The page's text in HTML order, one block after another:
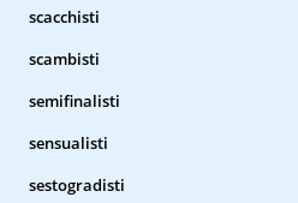
scacchisti
scambisti
semifinalisti
sensualisti
sestogradisti